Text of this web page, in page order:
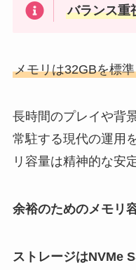
バランス重
メモリは32GBを標
長時間のプレイや背
常駐する現代の運用
リ容量は精神的な安
余裕のためのメモリ容
ストレージはNVMe